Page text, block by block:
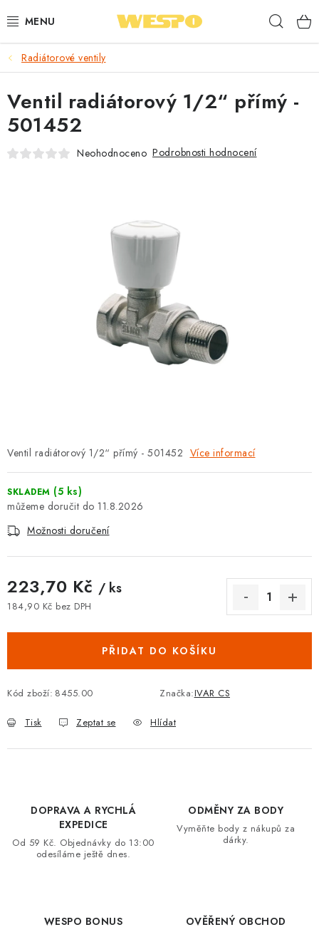
na
ARMATURY PRO TOPENÍ A VODU
TOPENÍ A OHŘEV VODY
TVAROVKY A TRUBKY
⭐ NEJLÉPE HODNOCENÉ
OBCHODNÍ PODMÍNKY
🚚 STAV OBJEDNÁVKY
VRÁCENÍ ZBOŽÍ A REKLAMACE
MOJE OBJEDNÁVKA
ZNAČKY
Podmínky ochrany osobních údajů
Moje objednávka
Radiátorové ventily
Ventil radiátorový 1/2“ přímý - 501452 Více informací
SKLADEM (5 ks)
11.8.2026
Možnosti doručení
223,70 Kč / ks
184,90 Kč bez DPH
PŘIDAT DO KOŠÍKU
Kód zboží: 8455.00 Značka:IVAR CS
Tisk Zeptat se Hlídat
Ventil radiátorový 1/2“ přímý -
501452
Neohodnoceno Podrobnosti hodnocení
DOPRAVA A RYCHLÁ
EXPEDICE
Od 59 Kč. Objednávky do 13:00
odesíláme ještě dnes.
ODMĚNY ZA BODY
Vyměňte body z nákupů za
dárky.
WESPO BONUS OVĚŘENÝ OBCHOD